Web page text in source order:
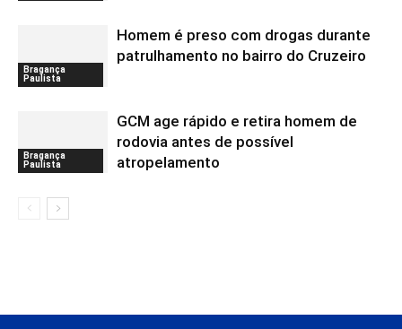
Bragança
Paulista
Homem é preso com drogas durante
patrulhamento no bairro do Cruzeiro
Bragança
Paulista
GCM age rápido e retira homem de
rodovia antes de possível
atropelamento